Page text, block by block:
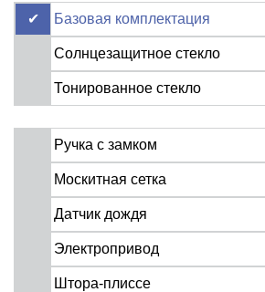
Базовая комплектация
Солнцезащитное стекло
Тонированное стекло
Ручка с замком
Москитная сетка
Датчик дождя
Электропривод
Штора-плиссе